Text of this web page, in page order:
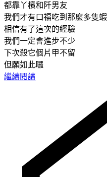
都靠丫檳和阡男友
我們才有口福吃到那麼多隻蝦
相信有了這次的經驗
我們一定會進步不少
下次殺它個片甲不留
但願如此囉
繼續閱讀